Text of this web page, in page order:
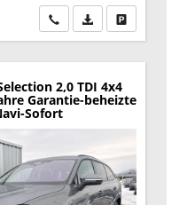
Wir rufen Sie an
PDF-Datei,Drucken,
2,0 TDI 4x4
Garantie-beheizte
Sofort